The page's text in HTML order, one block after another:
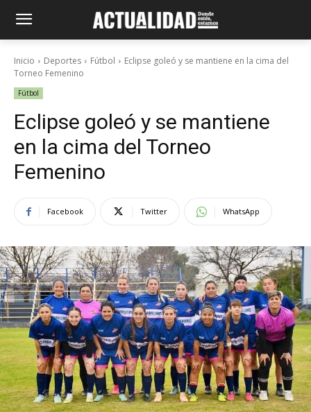
Inicio Deportes Fútbol
Eclipse goleó y se mantiene en la cima del
Torneo Femenino
Fútbol
Eclipse goleó y se mantiene
en la cima del Torneo
Femenino
Facebook Twitter WhatsApp